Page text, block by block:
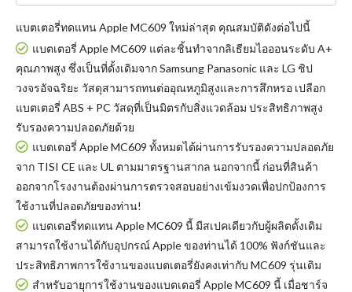
แบตเตอรี่ทดแทน Apple MC609 ใหม่ล่าสุด คุณสมบัติดังต่อไปนี้
แบตเตอรี่ Apple MC609 แต่ละชิ้นทำจากลิเธียมไอออนระดับ A+
คุณภาพสูง ซึ่งเป็นที่ดั้งเดิมจาก Samsung Panasonic และ LG ชิป
วงจรอัจฉริยะ วัสดุสามารถทนต่ออุณหภูมิสูงและการสึกหรอ เปลือก
แบตเตอรี่ ABS + PC วัสดุที่เป็นมิตรกับสิ่งแวดล้อม ประสิทธิภาพสูง
รับรองความปลอดภัยด้วย
แบตเตอรี่ Apple MC609 ทั้งหมดได้ผ่านการรับรองความปลอดภัย
จาก TISI CE และ UL ตามมาตรฐานสากล นอกจากนี้ ก่อนที่สินค้า
ออกจากโรงงานต้องผ่านการตรวจสอบอย่างเข้มงวดเพื่อปกป้องการ
ใช้งานที่ปลอดภัยของท่าน!
แบตเตอรี่ทดแทน Apple MC609 นี้ มีสเปคเดียวกับผู้ผลิตดั้งเดิม
สามารถใช้งานได้กับอุปกรณ์ Apple ของท่านได้ 100% ฟังก์ชันและ
ประสิทธิภาพการใช้งานของแบตเตอรี่ยังคงเท่ากับ MC609 รุ่นเดิม
สำหรับอายุการใช้งานของแบตเตอรี่ Apple MC609 นี้ เมื่อชาร์จ